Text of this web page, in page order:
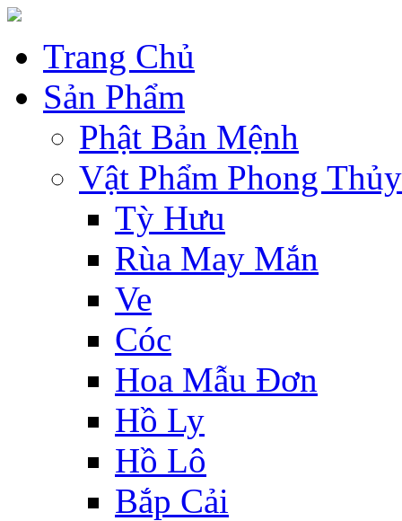
Trang Chủ
Sản Phẩm
Phật Bản Mệnh
Vật Phẩm Phong Thủy
Tỳ Hưu
Rùa May Mắn
Ve
Cóc
Hoa Mẫu Đơn
Hồ Ly
Hồ Lô
Bắp Cải